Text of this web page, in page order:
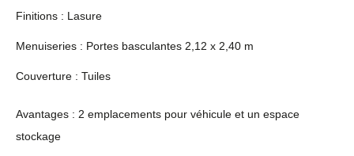
Finitions : Lasure
Menuiseries : Portes basculantes 2,12 x 2,40 m
Couverture : Tuiles
Avantages : 2 emplacements pour véhicule et un espace
stockage